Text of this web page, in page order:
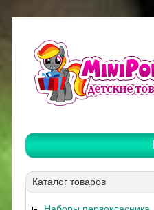
Каталог товаров